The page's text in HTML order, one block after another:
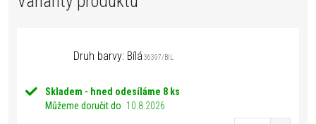
Druh barvy: Bílá 36397/BIL
Skladem - hned odesíláme 8 ks
Můžeme doručit do 10.8.2026